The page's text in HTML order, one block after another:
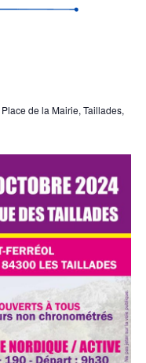
Place de la Mairie, Taillades,